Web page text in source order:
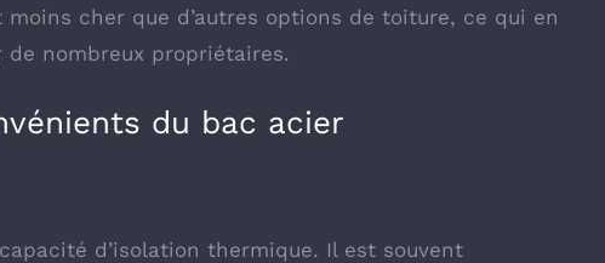
cher que d’autres options de toiture, ce qui en
de nombreux propriétaires.
du bac acier
d’isolation thermique. Il est souvent